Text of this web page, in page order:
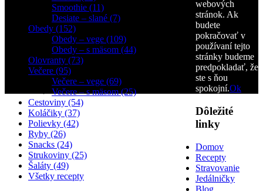
Smoothie (11)
Desiate – slané (7)
Obedy (152)
Obedy – vege (109)
Obedy – s mäsom (44)
Olovranty (73)
Večere (95)
Večere – vege (69)
Večere – s mäsom (25)
Cestoviny (54)
Koláčiky (37)
Polievky (42)
Ryby (26)
Snacks (24)
Strukoviny (25)
Šaláty (49)
Všetky recepty
webových
stránok. Ak
budete
pokračovať v
používaní tejto
stránky budeme
predpokladať, že
ste s ňou
spokojní.Ok
Dôležité
linky
Domov
Recepty
Stravovanie
Jedálničky
Blog